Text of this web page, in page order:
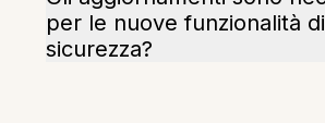
per le nuove funzionalità di
sicurezza?